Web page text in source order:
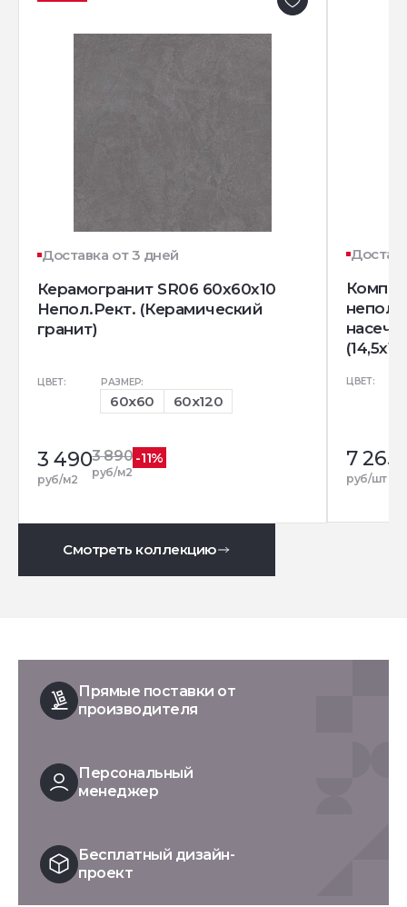
Доставка от 3 дней
Керамогранит SR06 60x60х10
Непол.Рект. (Керамический
гранит)
ЦВЕТ: РАЗМЕР:
60x60 60x120
3 490
руб/м2
3 890
руб/м2
-11%
непол.
ЦВЕТ:
7 265
руб/шт
Смотреть коллекцию
Прямые поставки от
производителя
Персональный
менеджер
Бесплатный дизайн-
проект